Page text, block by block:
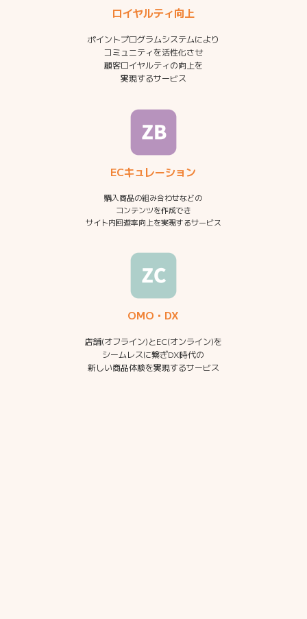
ロイヤルティ向上
ポイントプログラムシステムにより
コミュニティを活性化させ
顧客ロイヤルティの向上を
実現するサービス
ECキュレーション
購入商品の組み合わせなどの
コンテンツを作成でき
サイト内回遊率向上を実現するサービス
OMO・DX
店舗(オフライン)とEC(オンライン)を
シームレスに繋ぎDX時代の
新しい商品体験を実現するサービス